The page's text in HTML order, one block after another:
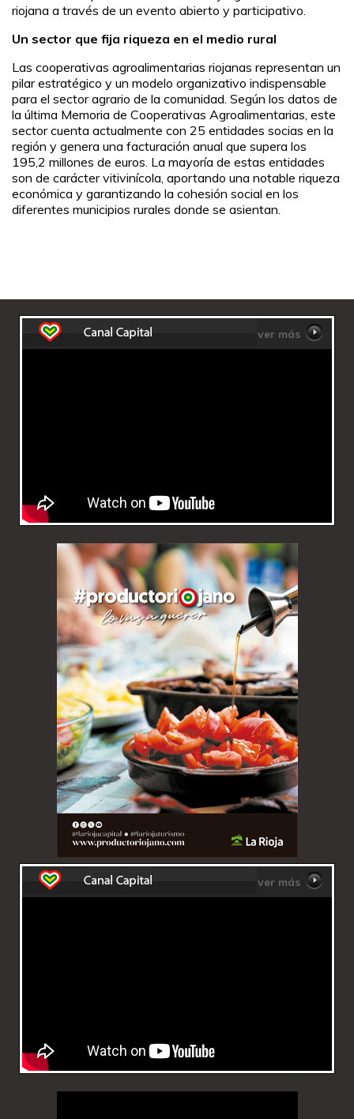
riojana a través de un evento abierto y participativo.
Un sector que fija riqueza en el medio rural
Las cooperativas agroalimentarias riojanas representan un
pilar estratégico y un modelo organizativo indispensable
para el sector agrario de la comunidad. Según los datos de
la última Memoria de Cooperativas Agroalimentarias, este
sector cuenta actualmente con 25 entidades socias en la
región y genera una facturación anual que supera los
195,2 millones de euros. La mayoría de estas entidades
son de carácter vitivinícola, aportando una notable riqueza
económica y garantizando la cohesión social en los
diferentes municipios rurales donde se asientan.
ver más
ver más